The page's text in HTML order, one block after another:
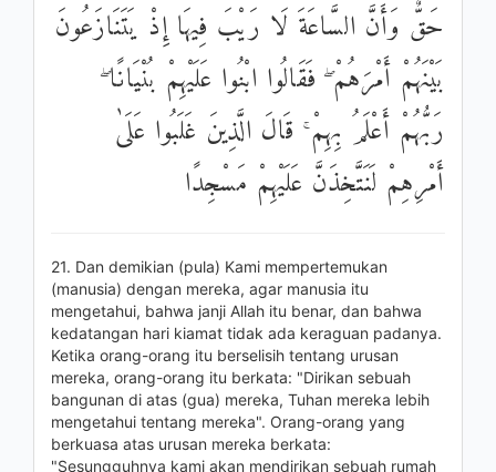
حَقٌّ وَأَنَّ السَّاعَةَ لَا رَيْبَ فِيهَا إِذْ يَتَنَازَعُونَ
بَيْنَهُمْ أَمْرَهُمْ ۖ فَقَالُوا ابْنُوا عَلَيْهِمْ بُنْيَانًا ۖ
رَبُّهُمْ أَعْلَمُ بِهِمْ ۚ قَالَ الَّذِينَ غَلَبُوا عَلَىٰ
أَمْرِهِمْ لَنَتَّخِذَنَّ عَلَيْهِمْ مَسْجِدًا
21. Dan demikian (pula) Kami mempertemukan
(manusia) dengan mereka, agar manusia itu
mengetahui, bahwa janji Allah itu benar, dan bahwa
kedatangan hari kiamat tidak ada keraguan padanya.
Ketika orang-orang itu berselisih tentang urusan
mereka, orang-orang itu berkata: "Dirikan sebuah
bangunan di atas (gua) mereka, Tuhan mereka lebih
mengetahui tentang mereka". Orang-orang yang
berkuasa atas urusan mereka berkata:
"Sesungguhnya kami akan mendirikan sebuah rumah